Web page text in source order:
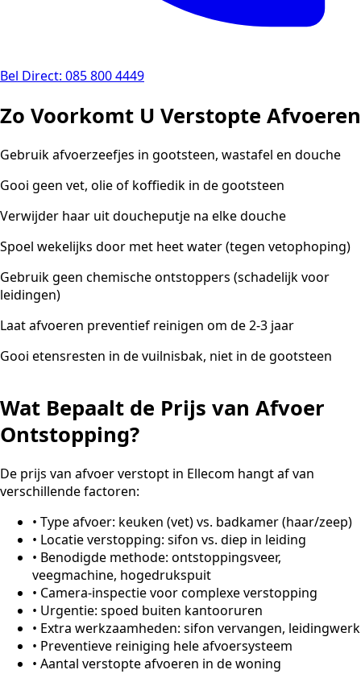
Bel Direct: 085 800 4449
Zo Voorkomt U Verstopte Afvoeren
Gebruik afvoerzeefjes in gootsteen, wastafel en douche
Gooi geen vet, olie of koffiedik in de gootsteen
Verwijder haar uit doucheputje na elke douche
Spoel wekelijks door met heet water (tegen vetophoping)
Gebruik geen chemische ontstoppers (schadelijk voor
leidingen)
Laat afvoeren preventief reinigen om de 2-3 jaar
Gooi etensresten in de vuilnisbak, niet in de gootsteen
Wat Bepaalt de Prijs van Afvoer
Ontstopping?
De prijs van afvoer verstopt in Ellecom hangt af van
verschillende factoren:
• Type afvoer: keuken (vet) vs. badkamer (haar/zeep)
• Locatie verstopping: sifon vs. diep in leiding
• Benodigde methode: ontstoppingsveer,
veegmachine, hogedrukspuit
• Camera-inspectie voor complexe verstopping
• Urgentie: spoed buiten kantooruren
• Extra werkzaamheden: sifon vervangen, leidingwerk
• Preventieve reiniging hele afvoersysteem
• Aantal verstopte afvoeren in de woning